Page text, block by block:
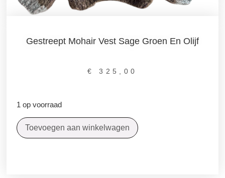
Gestreept Mohair Vest Sage Groen En Olijf
€ 325,00
1 op voorraad
Toevoegen aan winkelwagen